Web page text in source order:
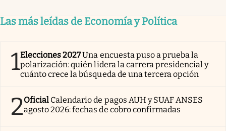
Las más leídas de Economía y Política
1Elecciones 2027Una encuesta puso a prueba la
polarización: quién lidera la carrera presidencial y
cuánto crece la búsqueda de una tercera opción
2Oficial Calendario de pagos AUH y SUAF ANSES
agosto 2026: fechas de cobro confirmadas